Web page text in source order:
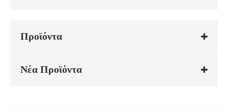
Προϊόντα
Νέα Προϊόντα